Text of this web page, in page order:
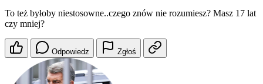
To też byłoby niestosowne..czego znów nie rozumiesz? Masz 17 lat
czy mniej?
Odpowiedz Zgłoś